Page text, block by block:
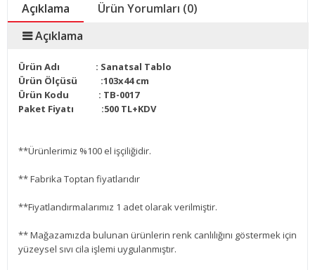
Açıklama
Ürün Yorumları (0)
Açıklama
Ürün Adı : Sanatsal Tablo
Ürün Ölçüsü :103x44cm
Ürün Kodu : TB-0017
Paket Fiyatı :500 TL+KDV
**Ürünlerimiz %100 el işçiliğidir.
** Fabrika Toptan fiyatlarıdır
**Fiyatlandırmalarımız 1 adet olarak verilmiştir.
** Mağazamızda bulunan ürünlerin renk canlılığını göstermek için
yüzeysel sıvı cila işlemi uygulanmıştır.